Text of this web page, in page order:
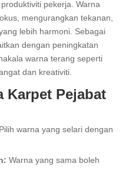
pekerja. Warna
mengurangkan tekanan,
lebih harmoni. Sebagai
dengan peningkatan
warna terang seperti
dan kreativiti.
Karpet Pejabat
Pilih warna yang selari dengan
Warna yang sama boleh